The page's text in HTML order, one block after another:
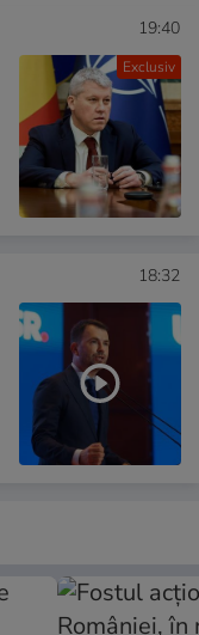
Exclusiv
19:40
18:32